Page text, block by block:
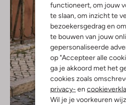
functioneert, om jouw
te slaan, om inzicht te
bezoekersgedrag en
te bouwen van jouw
gepersonaliseerde
op "Accepteer alle
ga je akkoord met het
cookies zoals
privacy- en
Wil je je voorkeuren